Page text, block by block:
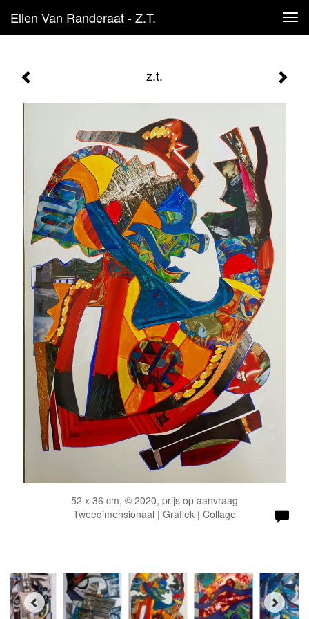
Ellen Van Randeraat - Z.t.
z.t.
52 x 36 cm, © 2020, prijs op aanvraag
Tweedimensionaal | Grafiek | Collage